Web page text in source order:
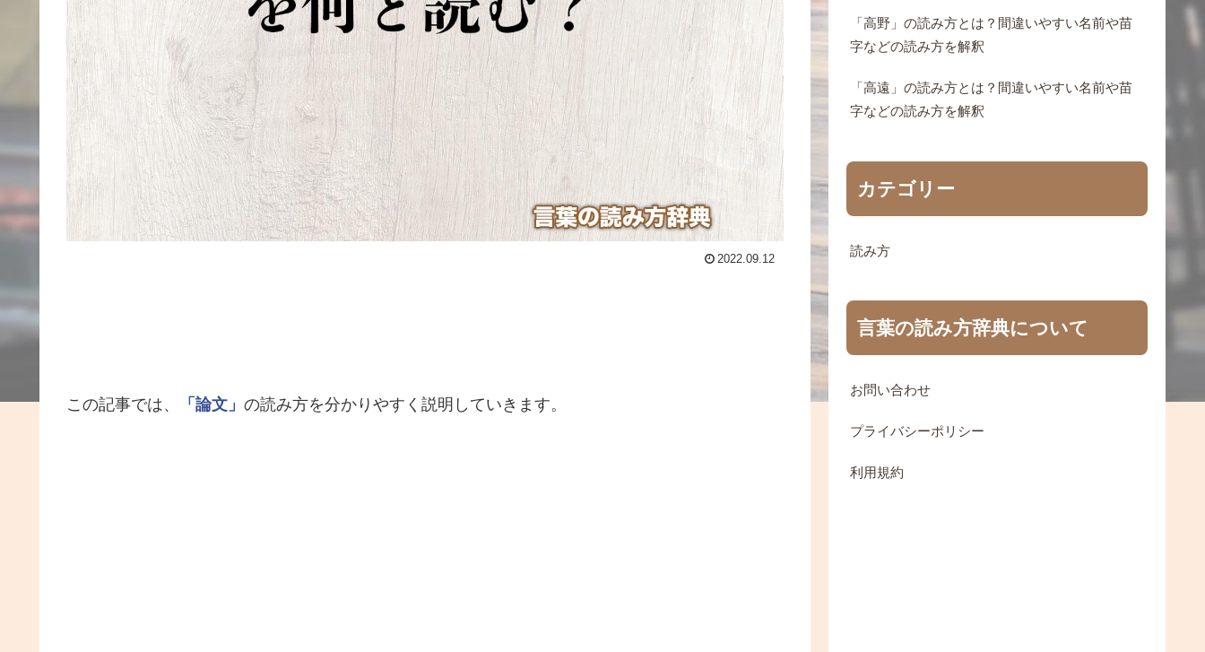
2022.09.12
この記事では、 「論文」 の読み方を分かりやすく説明していきます。
「高野」の読み方とは？間違いやすい名前や苗
字などの読み方を解釈
「高遠」の読み方とは？間違いやすい名前や苗
字などの読み方を解釈
カテゴリー
読み方
言葉の読み方辞典について
お問い合わせ
プライバシーポリシー
利用規約